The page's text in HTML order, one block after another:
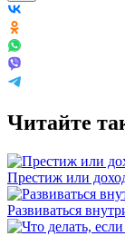
Читайте
Престиж или
Развиваться